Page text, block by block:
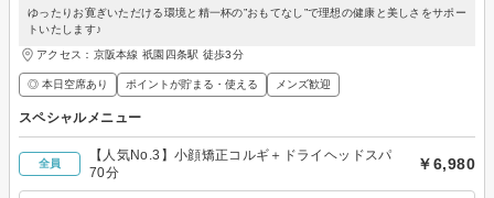
ゆったりお寛ぎいただける環境と精一杯の”おもてなし”で理想の健康と美しさをサポー
トいたします♪
アクセス：京阪本線 祇園四条駅 徒歩3分
◎ 本日空席あり ポイントが貯まる・使える メンズ歓迎
スペシャルメニュー
全員
【人気No.3】小顔矯正コルギ＋ドライヘッドスパ
70分
￥6,980